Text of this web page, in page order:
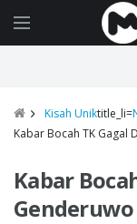
Kisah Uniktitle_li=
Kabar Bocah TK Gagal
Kabar